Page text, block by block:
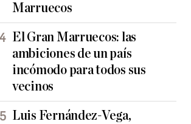
Marruecos
El Gran Marruecos: las
ambiciones de un país
incómodo para todos sus
vecinos
Luis Fernández-Vega,